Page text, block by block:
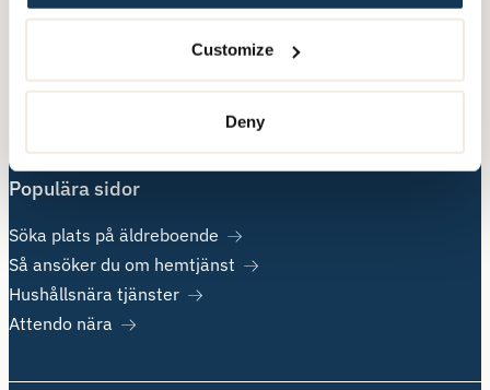
Customize
Deny
Övrig information
Kontakt
Populära sidor
Söka plats på äldreboende
Så ansöker du om hemtjänst
Hushållsnära tjänster
Attendo nära